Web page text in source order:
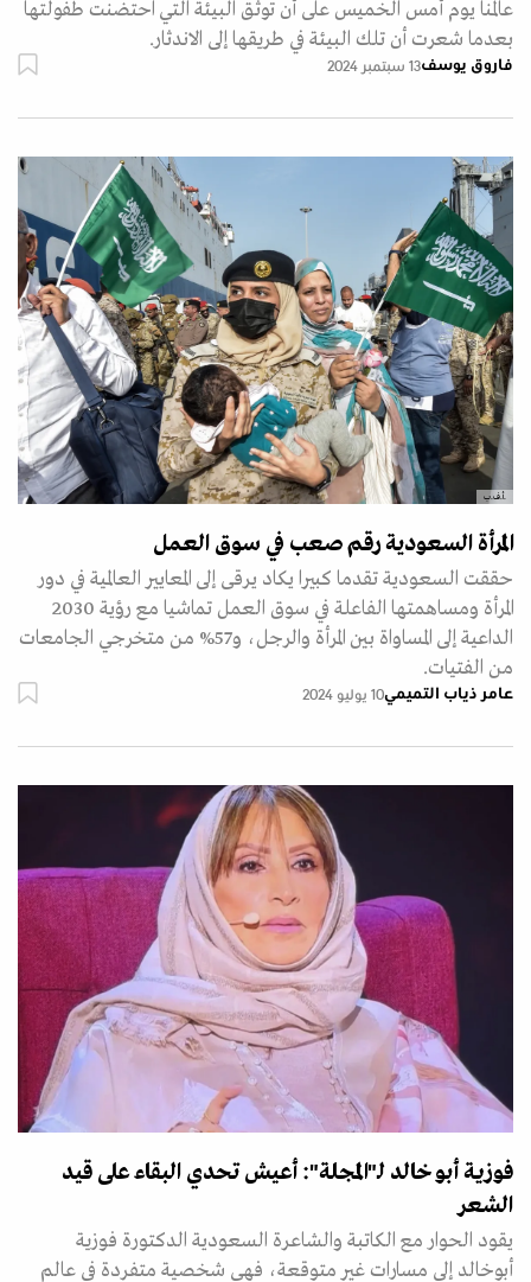
عالمنا يوم أمس الخميس على أن توثق البيئة التي احتضنت طفولتها
بعدما شعرت أن تلك البيئة في طريقها إلى الاندثار.
فاروق يوسف13 سبتمبر 2024
.أ.ف.ب
المرأة السعودية رقم صعب في سوق العمل
حققت السعودية تقدما كبيرا يكاد يرقى إلى المعايير العالمية في دور
المرأة ومساهمتها الفاعلة في سوق العمل تماشيا مع رؤية 2030
الداعية إلى المساواة بين المرأة والرجل، و57% من متخرجي الجامعات
من الفتيات.
عامر ذياب التميمي10 يوليو 2024
فوزية أبو خالد لـ"المجلة": أعيش تحدي البقاء على قيد
الشعر
يقود الحوار مع الكاتبة والشاعرة السعودية الدكتورة فوزية
أبوخالد إلى مسارات غير متوقعة، فهي شخصية متفردة في عالم